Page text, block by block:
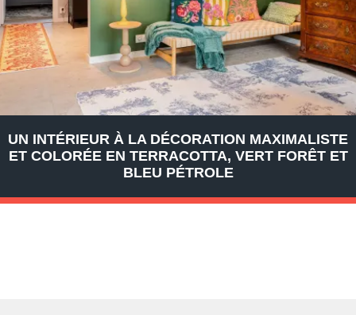
UN INTÉRIEUR À LA DÉCORATION MAXIMALISTE
ET COLORÉE EN TERRACOTTA, VERT FORÊT ET
BLEU PÉTROLE